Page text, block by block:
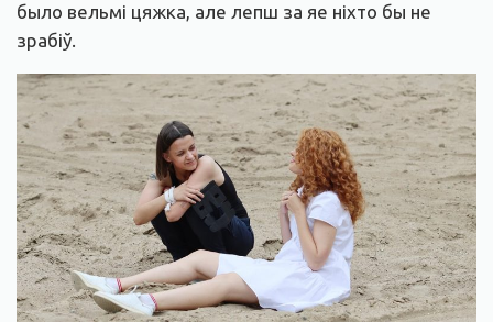
было вельмі цяжка, але лепш за яе ніхто бы не
зрабіў.